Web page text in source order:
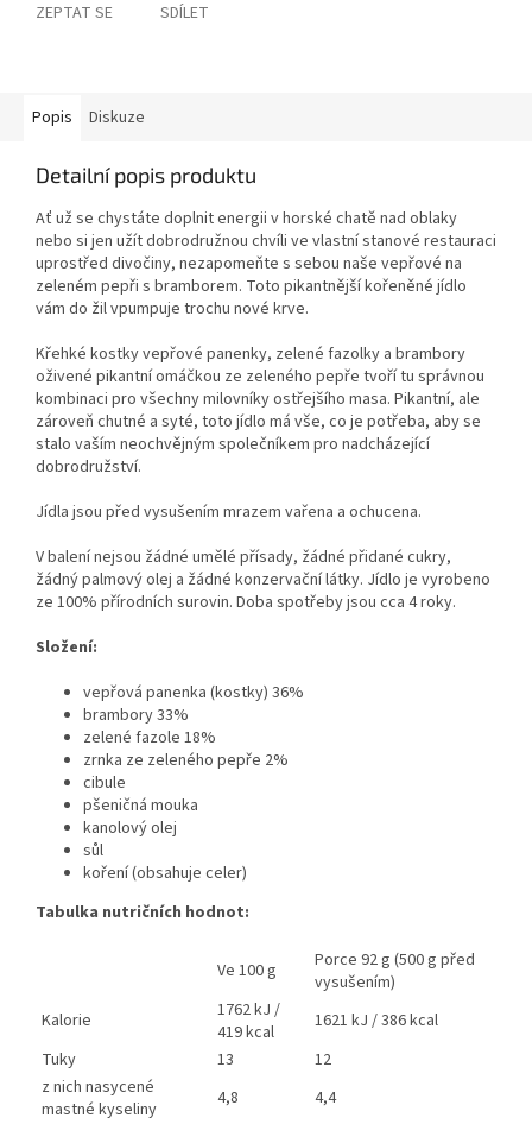
ZEPTAT SE SDÍLET
Popis Diskuze
Detailní popis produktu
Ať už se chystáte doplnit energii v horské chatě nad oblaky
nebo si jen užít dobrodružnou chvíli ve vlastní stanové restauraci
uprostřed divočiny, nezapomeňte s sebou naše vepřové na
zeleném pepři s bramborem. Toto pikantnější kořeněné jídlo
vám do žil vpumpuje trochu nové krve.
Křehké kostky vepřové panenky, zelené fazolky a brambory
oživené pikantní omáčkou ze zeleného pepře tvoří tu správnou
kombinaci pro všechny milovníky ostřejšího masa. Pikantní, ale
zároveň chutné a syté, toto jídlo má vše, co je potřeba, aby se
stalo vaším neochvějným společníkem pro nadcházející
dobrodružství.
Jídla jsou před vysušením mrazem vařena a ochucena.
V balení nejsou žádné umělé přísady, žádné přidané cukry,
žádný palmový olej a žádné konzervační látky. Jídlo je vyrobeno
ze 100% přírodních surovin. Doba spotřeby jsou cca 4 roky.
Složení:
vepřová panenka (kostky) 36%
brambory 33%
zelené fazole 18%
zrnka ze zeleného pepře 2%
cibule
pšeničná mouka
kanolový olej
sůl
koření (obsahuje celer)
Tabulka nutričních hodnot:
Ve 100 g
Porce 92 g (500 g před
vysušením)
Kalorie
1762 kJ /
419 kcal
1621 kJ / 386 kcal
Tuky
13
12
z nich nasycené
mastné kyseliny
4,8
4,4